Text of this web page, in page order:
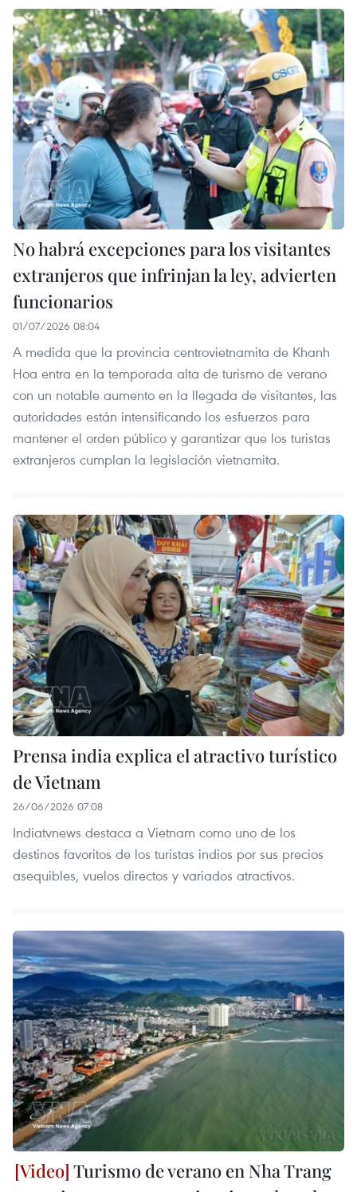
No habrá excepciones para los visitantes
extranjeros que infrinjan la ley, advierten
funcionarios
01/07/2026 08:04
A medida que la provincia centrovietnamita de Khanh
Hoa entra en la temporada alta de turismo de verano
con un notable aumento en la llegada de visitantes, las
autoridades están intensificando los esfuerzos para
mantener el orden público y garantizar que los turistas
extranjeros cumplan la legislación vietnamita.
Prensa india explica el atractivo turístico
de Vietnam
26/06/2026 07:08
Indiatvnews destaca a Vietnam como uno de los
destinos favoritos de los turistas indios por sus precios
asequibles, vuelos directos y variados atractivos.
Turismo de verano en Nha Trang